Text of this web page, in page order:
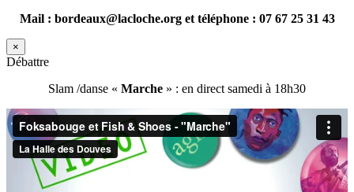
Mail : bordeaux@lacloche.org et téléphone : 07 67 25 31 43
×
Débattre
Slam /danse « Marche » : en direct samedi à 18h30